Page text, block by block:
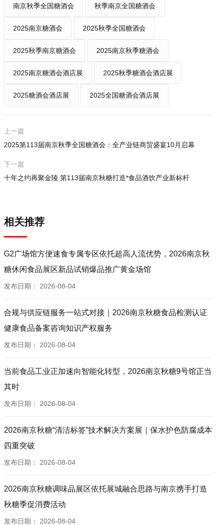
南京秋季全国糖酒会 秋季南京全国糖酒会
2025南京糖酒会 2025秋季全国糖酒会
2025秋季南京糖酒会 2025南京秋季糖酒会
2025南京糖酒会酒店展 2025秋季糖酒会酒店展
2025糖酒会酒店展 2025全国糖酒会酒店展
上一篇
2025第113届南京秋季全国糖酒会：全产业链商贸盛宴10月启幕
下一篇
十年之约再聚金陵 第113届南京秋糖打造*食品酒饮产业新标杆
相关推荐
G2广场馆方便速食专属专区依托超高人流优势，2026南京秋
糖休闲食品展区新品试销爆品推广黄金场馆
发布日期： 2026-08-04
合规与供应链服务一站式对接｜2026南京秋糖食品检测认证
健康食品备案咨询知识产权服务
发布日期： 2026-08-04
当前食品工业正加速向智能化转型，2026南京秋糖9号馆正当
其时
发布日期： 2026-08-04
2026南京秋糖“清洁标签”技术解决方案展｜保水护色防腐成本
四重突破
发布日期： 2026-08-04
2026南京秋糖调味品展区依托展城融合思路与南京携手打造
秋糖季促消费活动
发布日期： 2026-08-04